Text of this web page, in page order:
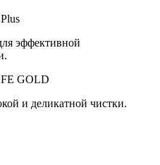
эффективной
GOLD
и деликатной чистки.